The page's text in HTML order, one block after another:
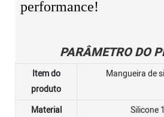
performance!
PARÂMETRO DO
Item do
produto
Mangueira de
Material
Silicone